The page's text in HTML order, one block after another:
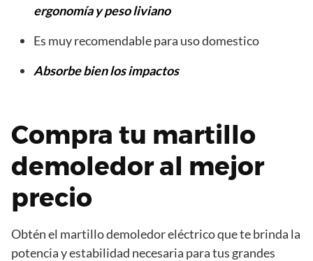
ergonomía y peso liviano
Es muy recomendable para uso domestico
Absorbe bien los impactos
Compra tu martillo
demoledor al mejor
precio
Obtén el martillo demoledor eléctrico que te brinda la
potencia y estabilidad necesaria para tus grandes